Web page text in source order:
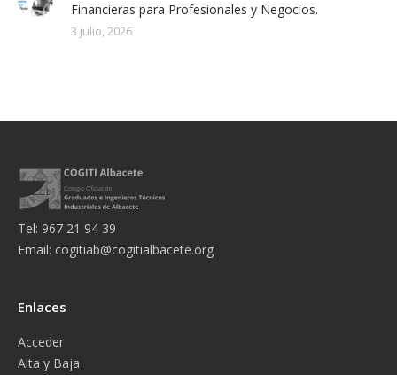
Financieras para Profesionales y Negocios.
3 julio, 2026
Tel: 967 21 94 39
Email: cogitiab@cogitialbacete.org
Enlaces
Acceder
Alta y Baja